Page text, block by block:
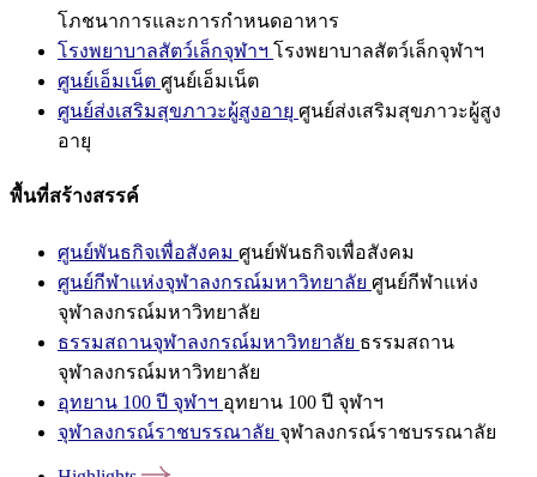
โภชนาการและการกำหนดอาหาร
โรงพยาบาลสัตว์เล็กจุฬาฯ โรงพยาบาลสัตว์เล็กจุฬาฯ
ศูนย์เอ็มเน็ต ศูนย์เอ็มเน็ต
ศูนย์ส่งเสริมสุขภาวะผู้สูงอายุ ศูนย์ส่งเสริมสุขภาวะผู้สูง
อายุ
พื้นที่สร้างสรรค์
ศูนย์พันธกิจเพื่อสังคม ศูนย์พันธกิจเพื่อสังคม
ศูนย์กีฬาแห่งจุฬาลงกรณ์มหาวิทยาลัย ศูนย์กีฬาแห่ง
จุฬาลงกรณ์มหาวิทยาลัย
ธรรมสถานจุฬาลงกรณ์มหาวิทยาลัย ธรรมสถาน
จุฬาลงกรณ์มหาวิทยาลัย
อุทยาน 100 ปี จุฬาฯ อุทยาน 100 ปี จุฬาฯ
จุฬาลงกรณ์ราชบรรณาลัย จุฬาลงกรณ์ราชบรรณาลัย